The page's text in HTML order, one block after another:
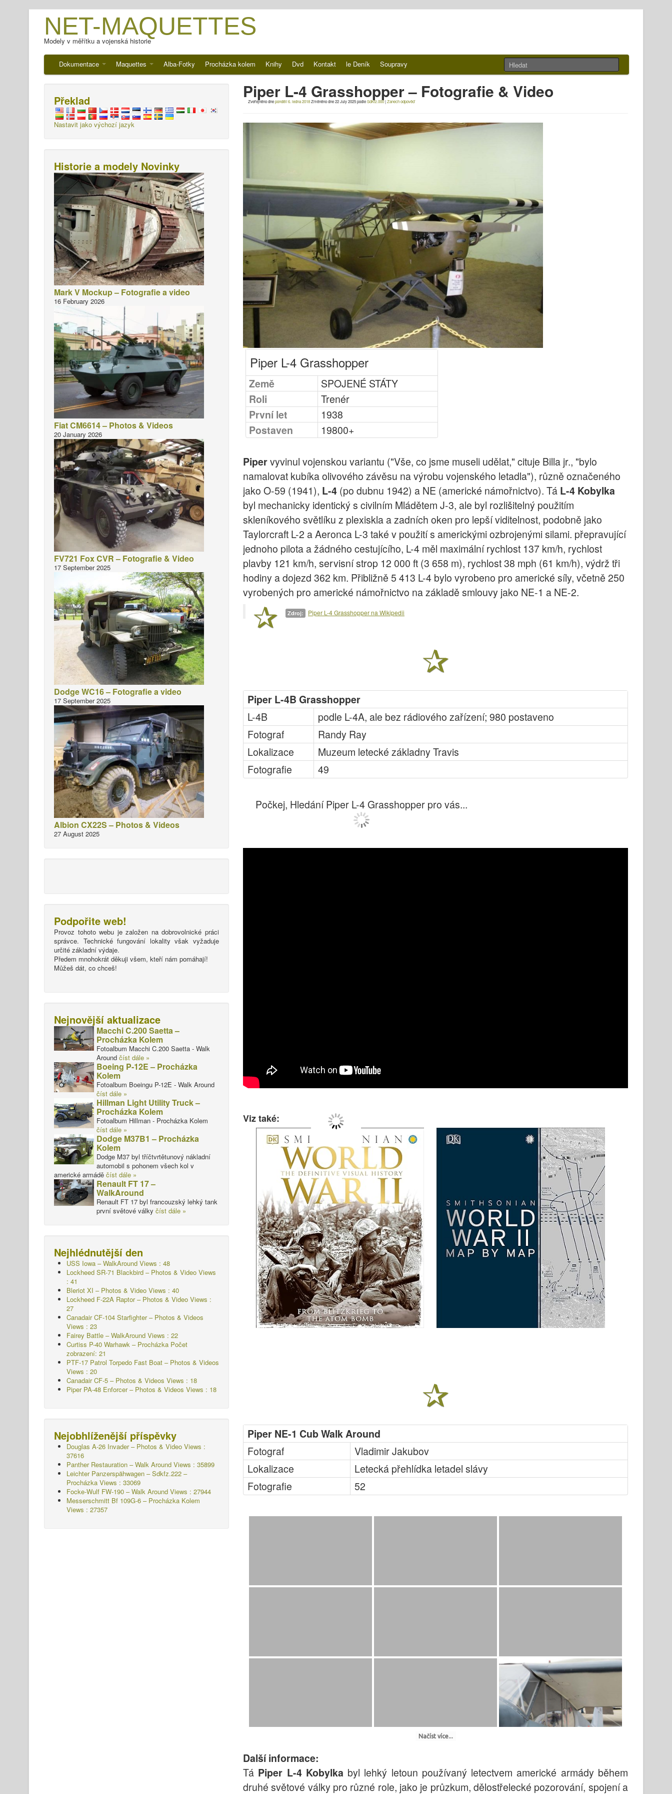
NET-MAQUETTES
Modely v měřítku a vojenská historie
Dokumentace Maquettes Alba-Fotky Procházka kolem Knihy Dvd Kontakt le Deník Soupravy
Piper L-4 Grasshopper – Fotografie & Video
Zveřejněno dnepondělí 6. ledna 2018Změněno dne22 July 2025podleSdKfz.000|Zanech odpověď
Piper L-4 Grasshopper
Země
SPOJENÉ STÁTY
Roli
Trenér
První let
1938
Postaven
19800+
Pipervyvinul vojenskou variantu ("Vše, co jsme museli udělat," cituje Billa jr., "bylo
namalovat kubíka olivového závěsu na výrobu vojenského letadla"), různě označeného
jako O-59 (1941), L-4 (po dubnu 1942) a NE (americké námořnictvo). Tá L-4 Kobylka
byl mechanicky identický s civilním Mládětem J-3, ale byl rozlišitelný použitím
skleníkového světlíku z plexiskla a zadních oken pro lepší viditelnost, podobně jako
Taylorcraft L-2 a Aeronca L-3 také v použití s americkými ozbrojenými silami. přepravující
jednoho pilota a žádného cestujícího, L-4 měl maximální rychlost 137 km/h, rychlost
plavby 121 km/h, servisní strop 12 000 ft (3 658 m), rychlost 38 mph (61 km/h), výdrž tři
hodiny a dojezd 362 km. Přibližně 5 413 L-4 bylo vyrobeno pro americké síly, včetně 250
vyrobených pro americké námořnictvo na základě smlouvy jako NE-1 a NE-2.
Zdroj: Piper L-4 Grasshopper na Wikipedii
Piper L-4B Grasshopper
L-4B
podle L-4A, ale bez rádiového zařízení; 980 postaveno
Fotograf
Randy Ray
Lokalizace
Muzeum letecké základny Travis
Fotografie
49
Počkej, Hledání Piper L-4 Grasshopper pro vás...
Viz také:
Piper NE-1 Cub Walk Around
Fotograf
Vladimir Jakubov
Lokalizace
Letecká přehlídka letadel slávy
Fotografie
52
Načíst více...
Další informace:
Tá Piper L-4 Kobylka byl lehký letoun používaný letectvem americké armády během
druhé světové války pro různé role, jako je průzkum, dělostřelecké pozorování, spojení a
Překlad
Nastavit jako výchozí jazyk
Historie a modely Novinky
Mark V Mockup – Fotografie a video
16 February 2026
Fiat CM6614 – Photos & Videos
20 January 2026
FV721 Fox CVR – Fotografie & Video
17 September 2025
Dodge WC16 – Fotografie a video
17 September 2025
Albion CX22S – Photos & Videos
27 August 2025
Podpořite web!
Provoz tohoto webu je založen na dobrovolnické práci
správce. Technické fungování lokality však vyžaduje
určité základní výdaje.
Předem mnohokrát děkuji všem, kteří nám pomáhají!
Můžeš dát, co chceš!
Nejnovější aktualizace
Macchi C.200 Saetta –
Procházka Kolem
Fotoalbum Macchi C.200 Saetta - Walk
Around číst dále »
Boeing P-12E – Procházka
Kolem
Fotoalbum Boeingu P-12E - Walk Around
číst dále »
Hillman Light Utility Truck –
Procházka Kolem
Fotoalbum Hillman - Procházka Kolem
číst dále »
Dodge M37B1 – Procházka
Kolem
Dodge M37 byl tříčtvrtětunový nákladní
automobil s pohonem všech kol v
americké armádě číst dále »
Renault FT 17 –
WalkAround
Renault FT 17 byl francouzský lehký tank
první světové války číst dále »
Nejhlédnutější den
USS Iowa – WalkAround Views : 48
Lockheed SR-71 Blackbird – Photos & Video Views
: 41
Bleriot XI – Photos & Video Views : 40
Lockheed F-22A Raptor – Photos & Video Views :
27
Canadair CF-104 Starfighter – Photos & Videos
Views : 23
Fairey Battle – WalkAround Views : 22
Curtiss P-40 Warhawk – Procházka Počet
zobrazení: 21
PTF-17 Patrol Torpedo Fast Boat – Photos & Videos
Views : 20
Canadair CF-5 – Photos & Videos Views : 18
Piper PA-48 Enforcer – Photos & Videos Views : 18
Nejobhlíženější příspěvky
Douglas A-26 Invader – Photos & Video Views :
37616
Panther Restauration – Walk Around Views : 35899
Leichter Panzerspähwagen – Sdkfz.222 –
Procházka Views : 33069
Focke-Wulf FW-190 – Walk Around Views : 27944
Messerschmitt Bf 109G-6 – Procházka Kolem
Views : 27357